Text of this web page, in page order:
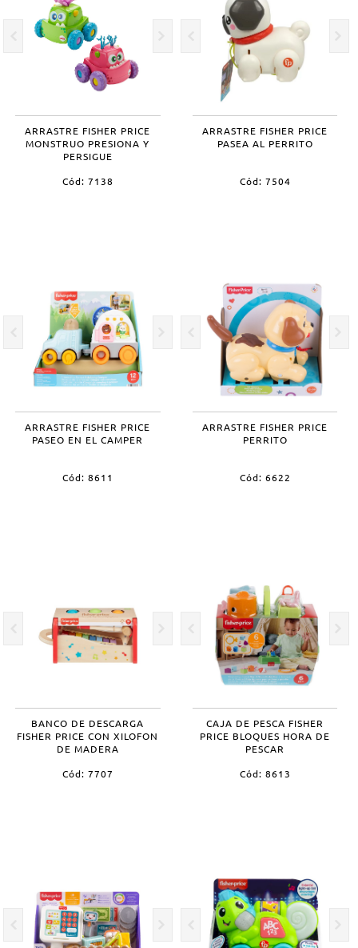
ARRASTRE FISHER PRICE
MONSTRUO PRESIONA Y
PERSIGUE
Cód: 7138
ARRASTRE FISHER PRICE
PASEA AL PERRITO
Cód: 7504
ARRASTRE FISHER PRICE
PASEO EN EL CAMPER
Cód: 8611
ARRASTRE FISHER PRICE
PERRITO
Cód: 6622
BANCO DE DESCARGA
FISHER PRICE CON XILOFON
DE MADERA
Cód: 7707
CAJA DE PESCA FISHER
PRICE BLOQUES HORA DE
PESCAR
Cód: 8613